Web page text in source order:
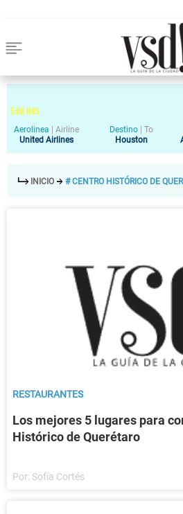
5:00HRS
Aerolinea
Airline
United Airlines
Destino
To
Houston
INICIO # CENTRO HISTÓRICO DE
RESTAURANTES
Los mejores 5 lugares para
Histórico de Querétaro
Por: Sofía Cortés